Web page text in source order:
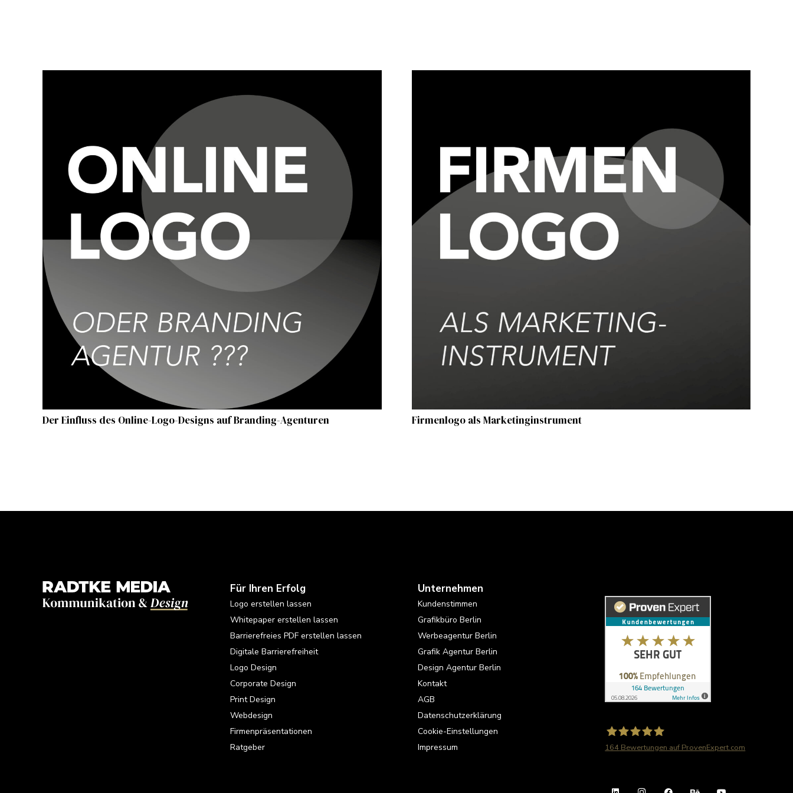
Der Einfluss des Online-Logo-Designs auf Branding-Agenturen Firmenlogo als Marketinginstrument
Für Ihren Erfolg
Logo erstellen lassen
Whitepaper erstellen lassen
Barrierefreies PDF erstellen lassen
Digitale Barrierefreiheit
Logo Design
Corporate Design
Print Design
Webdesign
Firmenpräsentationen
Ratgeber
Unternehmen
Kundenstimmen
Grafikbüro Berlin
Werbeagentur Berlin
Grafik Agentur Berlin
Design Agentur Berlin
Kontakt
AGB
Datenschutzerklärung
Cookie-Einstellungen
Impressum
164 Bewertungen auf ProvenExpert.com